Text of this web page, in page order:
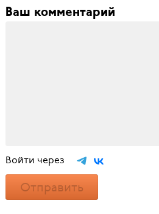
Ваш комментарий
Войти через
Отправить